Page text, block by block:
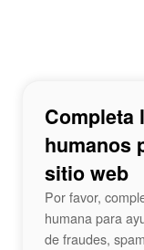
Completa
humanos
sitio web
Por favor,
humana para
de fraudes,